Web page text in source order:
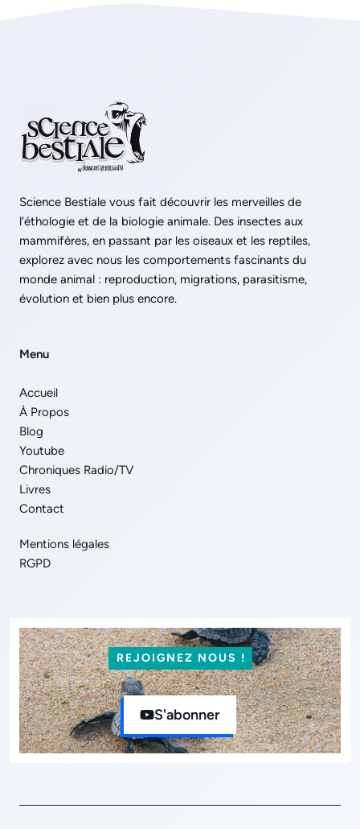
Science Bestiale vous fait découvrir les merveilles de
l'éthologie et de la biologie animale. Des insectes aux
mammifères, en passant par les oiseaux et les reptiles,
explorez avec nous les comportements fascinants du
monde animal : reproduction, migrations, parasitisme,
évolution et bien plus encore.
Menu
Accueil
À Propos
Blog
Youtube
Chroniques Radio/TV
Livres
Contact
Mentions légales
RGPD
REJOIGNEZ NOUS !
S'abonner